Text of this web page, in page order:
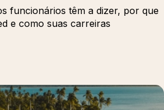
funcionários têm a dizer, por que
e como suas carreiras